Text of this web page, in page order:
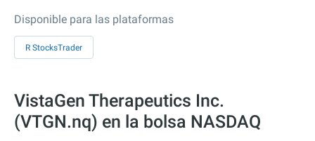
Disponible para las plataformas
R StocksTrader
VistaGen Therapeutics Inc.
(VTGN.nq) en la bolsa NASDAQ